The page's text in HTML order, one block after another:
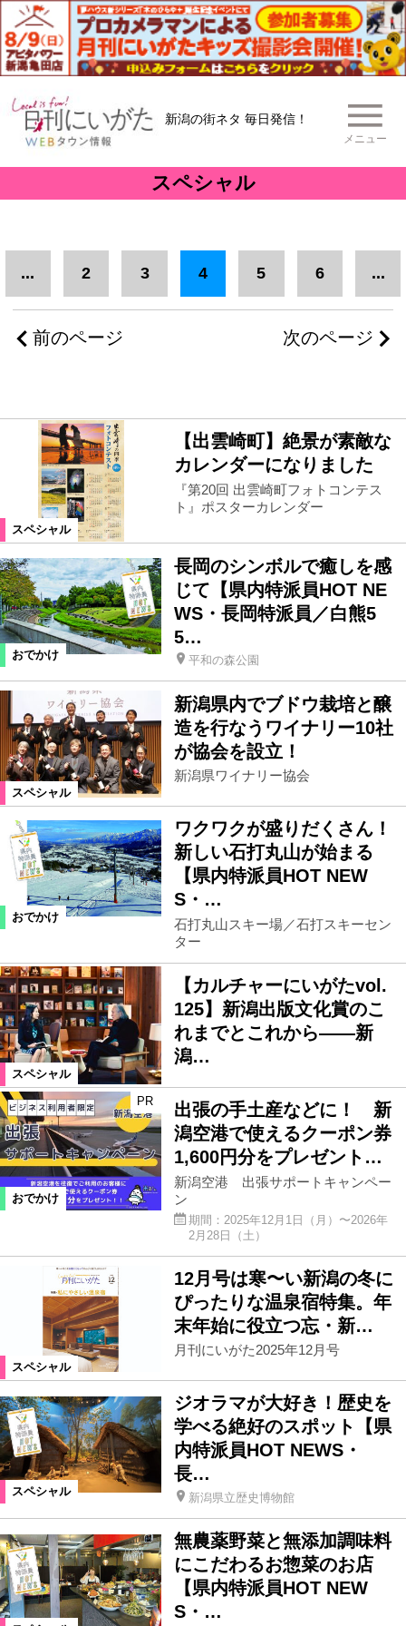
新潟の街ネタ 毎日発信！
メニュー
スペシャル
前のページ
... 2 3 4 5 6 ...
次のページ
スペシャル
【出雲崎町】絶景が素敵な
カレンダーになりました
『第20回 出雲崎町フォトコンテス
ト』ポスターカレンダー
おでかけ
長岡のシンボルで癒しを感
じて【県内特派員HOT NE
WS・長岡特派員／白熊5
5…
平和の森公園
スペシャル
新潟県内でブドウ栽培と醸
造を行なうワイナリー10社
が協会を設立！
新潟県ワイナリー協会
おでかけ
ワクワクが盛りだくさん！
新しい石打丸山が始まる
【県内特派員HOT NEW
S・…
石打丸山スキー場／石打スキーセン
ター
スペシャル
【カルチャーにいがたvol.
125】新潟出版文化賞のこ
れまでとこれから――新
潟…
おでかけ
PR
出張の手土産などに！ 新
潟空港で使えるクーポン券
1,600円分をプレゼント…
新潟空港 出張サポートキャンペー
ン
期間：2025年12月1日（月）〜2026年
2月28日（土）
スペシャル
12月号は寒〜い新潟の冬に
ぴったりな温泉宿特集。年
末年始に役立つ忘・新…
月刊にいがた2025年12月号
スペシャル
ジオラマが大好き！歴史を
学べる絶好のスポット【県
内特派員HOT NEWS・
長…
新潟県立歴史博物館
無農薬野菜と無添加調味料
にこだわるお惣菜のお店
【県内特派員HOT NEW
S・…